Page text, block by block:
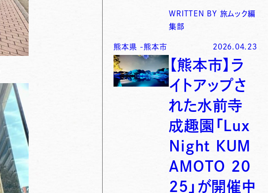
WRITTEN BY 旅ムック編
集部
熊本県 -熊本市 2026.04.23
【熊本市】ラ
イトアップさ
れた水前寺
成趣園「Lux
Night KUM
AMOTO 20
25」が開催中